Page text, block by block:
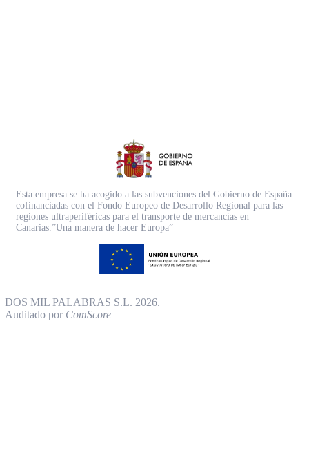
Esta empresa se ha acogido a las subvenciones del Gobierno de España
cofinanciadas con el Fondo Europeo de Desarrollo Regional para las
regiones ultraperiféricas para el transporte de mercancías en
Canarias.”Una manera de hacer Europa”
DOS MIL PALABRAS S.L. 2026.
Auditado por ComScore